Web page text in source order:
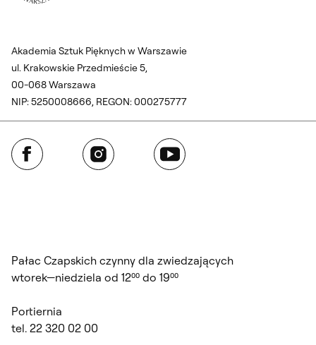
Akademia Sztuk Pięknych w Warszawie
ul. Krakowskie Przedmieście 5,
00-068 Warszawa
NIP: 5250008666, REGON: 000275777
Facebook Instagram YouTube
Pałac Czapskich czynny dla zwiedzających
wtorek—niedziela od 12⁰⁰ do 19⁰⁰
Portiernia
tel. 22 320 02 00